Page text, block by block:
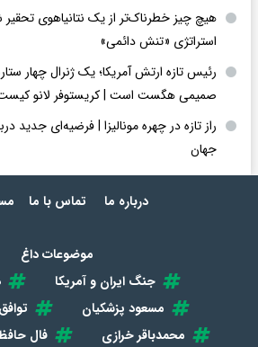
هیچ چیز خطرناک‌تر از یک نتانیاهوی
استراتژی «تنش دائمی»
رئیس تازه ارتش آمریکا؛ یک ژنرال چهار
صمیمی هگست است | کریستوفر لانو
راز تازه در چهره مونالیزا | فرضیه‌ای جدید
جهان
درباره ما تماس با ما
موضوعات داغ
جنگ ایران و آمریکا
مسعود پزشکیان
محمدباقر خرازی
فال